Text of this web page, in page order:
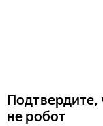
Подтвердите,
не робот